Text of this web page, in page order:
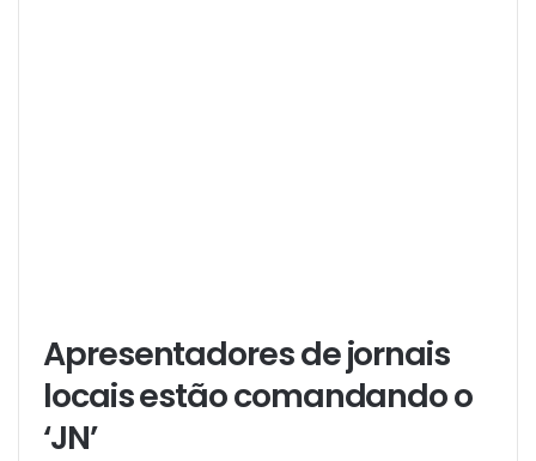
Apresentadores de jornais
locais estão comandando o
‘JN’